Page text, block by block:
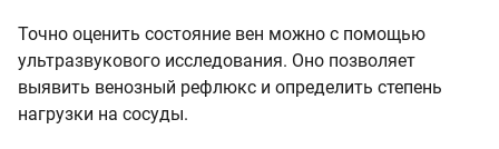
Точно оценить состояние вен можно с помощью
ультразвукового исследования. Оно позволяет
выявить венозный рефлюкс и определить степень
нагрузки на сосуды.